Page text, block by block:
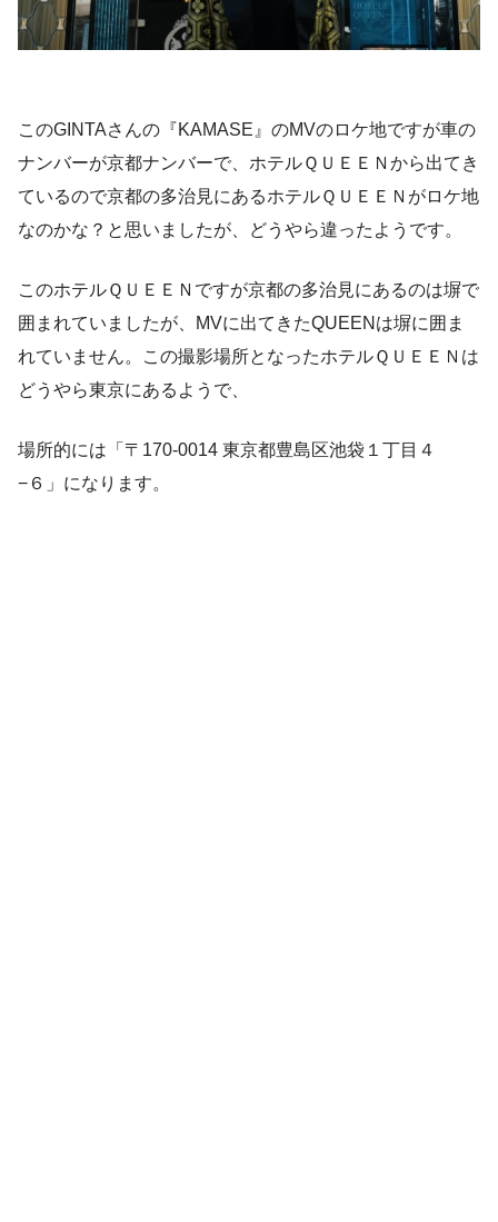
このGINTAさんの『KAMASE』のMVのロケ地ですが車の
ナンバーが京都ナンバーで、ホテルＱＵＥＥＮから出てき
ているので京都の多治見にあるホテルＱＵＥＥＮがロケ地
なのかな？と思いましたが、どうやら違ったようです。
このホテルＱＵＥＥＮですが京都の多治見にあるのは塀で
囲まれていましたが、MVに出てきたQUEENは塀に囲ま
れていません。この撮影場所となったホテルＱＵＥＥＮは
どうやら東京にあるようで、
場所的には「〒170-0014 東京都豊島区池袋１丁目４
−６」になります。